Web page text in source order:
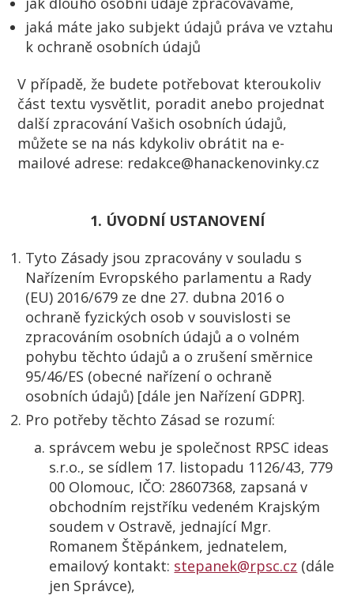
jaká máte jako subjekt údajů práva ve vztahu
k ochraně osobních údajů
V případě, že budete potřebovat kteroukoliv
část textu vysvětlit, poradit anebo projednat
další zpracování Vašich osobních údajů,
můžete se na nás kdykoliv obrátit na e-
mailové adrese: redakce@hanackenovinky.cz
1. ÚVODNÍ USTANOVENÍ
Tyto Zásady jsou zpracovány v souladu s
Nařízením Evropského parlamentu a Rady
(EU) 2016/679 ze dne 27. dubna 2016 o
ochraně fyzických osob v souvislosti se
zpracováním osobních údajů a o volném
pohybu těchto údajů a o zrušení směrnice
95/46/ES (obecné nařízení o ochraně
osobních údajů) [dále jen Nařízení GDPR].
Pro potřeby těchto Zásad se rozumí:
správcem webu je společnost RPSC ideas
s.r.o., se sídlem 17. listopadu 1126/43, 779
00 Olomouc, IČO: 28607368, zapsaná v
obchodním rejstříku vedeném Krajským
soudem v Ostravě, jednající Mgr.
Romanem Štěpánkem, jednatelem,
emailový kontakt: stepanek@rpsc.cz (dále
jen Správce),